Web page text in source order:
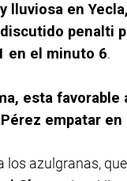
lluviosa en
penalti
en el minuto 6.
esta
empatar en
los azulgranas,